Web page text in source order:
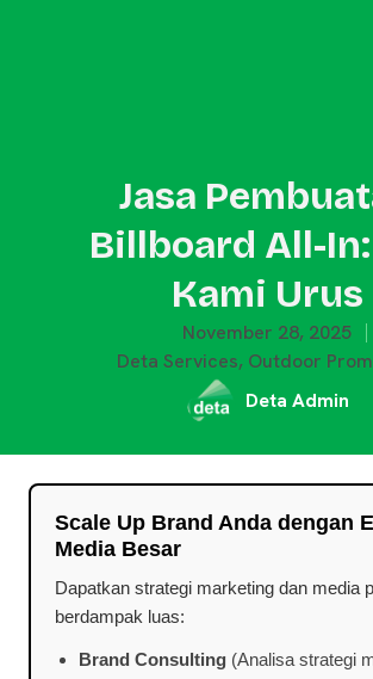
Jasa
Billboard All-
Kami Urus
November 28, 2025
Deta Services, Outdoor
Deta Admin
Scale Up Brand Anda dengan
Media Besar
Dapatkan strategi marketing dan media
berdampak luas:
Brand Consulting (Analisa strategi